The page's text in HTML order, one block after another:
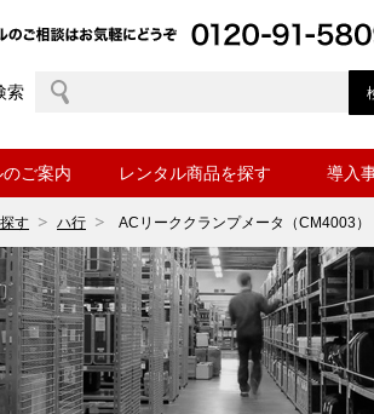
索
ご案内 レンタル商品を探す 導入
す ハ行 ACリーククランプメータ（CM4003）